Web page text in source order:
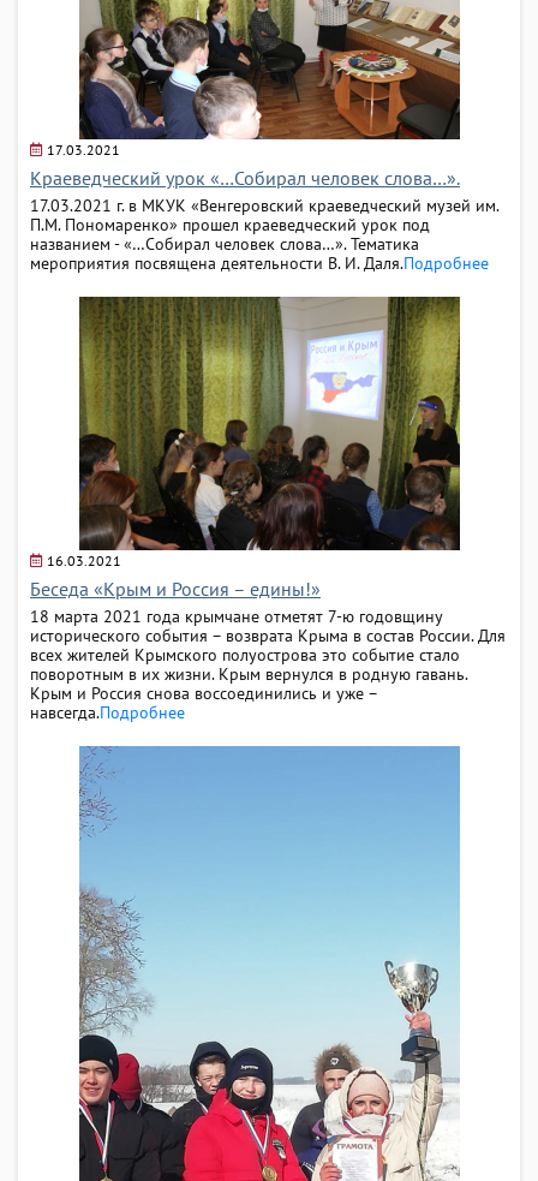
17.03.2021
Краеведческий урок «…Собирал человек слова…».
17.03.2021 г. в МКУК «Венгеровский краеведческий музей им.
П.М. Пономаренко» прошел краеведческий урок под
названием - «…Собирал человек слова…». Тематика
мероприятия посвящена деятельности В. И. Даля.Подробнее
16.03.2021
Беседа «Крым и Россия – едины!»
18 марта 2021 года крымчане отметят 7-ю годовщину
исторического события – возврата Крыма в состав России. Для
всех жителей Крымского полуострова это событие стало
поворотным в их жизни. Крым вернулся в родную гавань.
Крым и Россия снова воссоединились и уже –
навсегда.Подробнее